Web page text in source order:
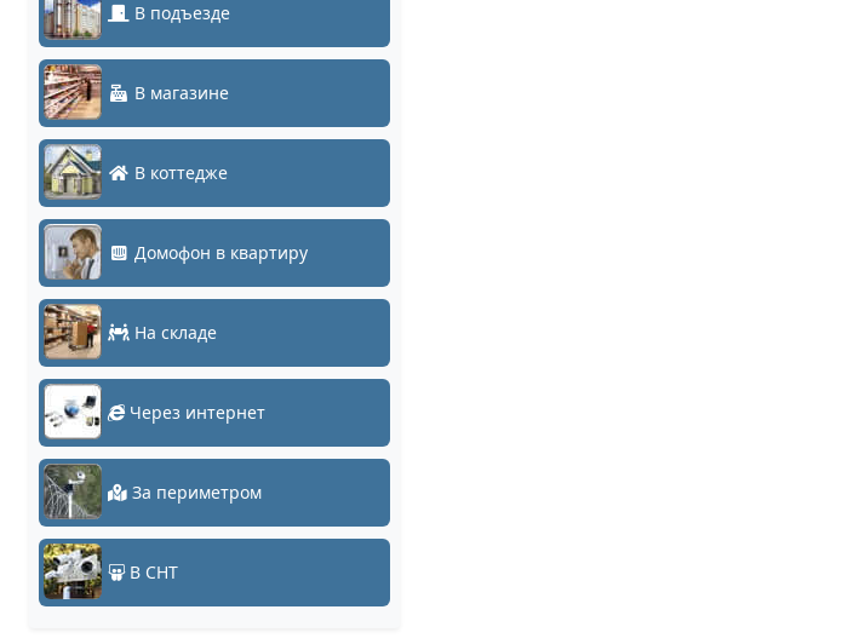
В подъезде
В магазине
В коттедже
Домофон в квартиру
На складе
Через интернет
За периметром
В СНТ